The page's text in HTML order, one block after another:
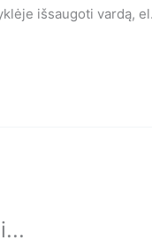
išsaugoti vardą,